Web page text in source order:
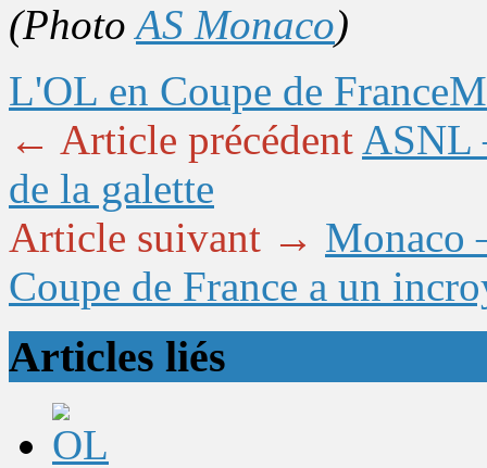
(PhotoAS Monaco)
L'OL en Coupe de France
← Article précédent ASNL
de la galette
Article suivant → Monaco
Coupe de France a un
Articles liés